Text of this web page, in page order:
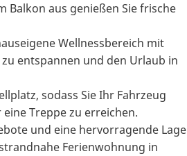
aus genießen Sie frische
Wellnessbereich mit
entspannen und den Urlaub in
sodass Sie Ihr Fahrzeug
Treppe zu erreichen.
und eine hervorragende Lage
Ferienwohnung in